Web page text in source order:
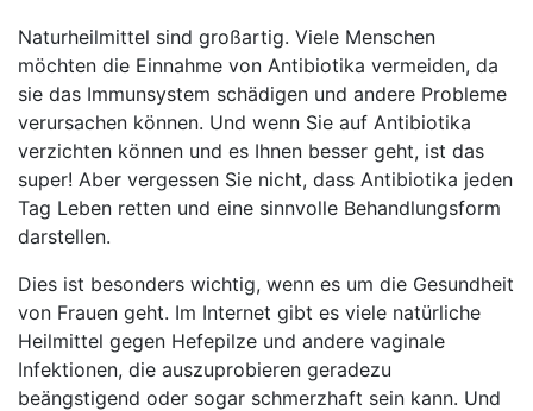
Naturheilmittel sind großartig. Viele Menschen
möchten die Einnahme von Antibiotika vermeiden, da
sie das Immunsystem schädigen und andere Probleme
verursachen können. Und wenn Sie auf Antibiotika
verzichten können und es Ihnen besser geht, ist das
super! Aber vergessen Sie nicht, dass Antibiotika jeden
Tag Leben retten und eine sinnvolle Behandlungsform
darstellen.
Dies ist besonders wichtig, wenn es um die Gesundheit
von Frauen geht. Im Internet gibt es viele natürliche
Heilmittel gegen Hefepilze und andere vaginale
Infektionen, die auszuprobieren geradezu
beängstigend oder sogar schmerzhaft sein kann. Und